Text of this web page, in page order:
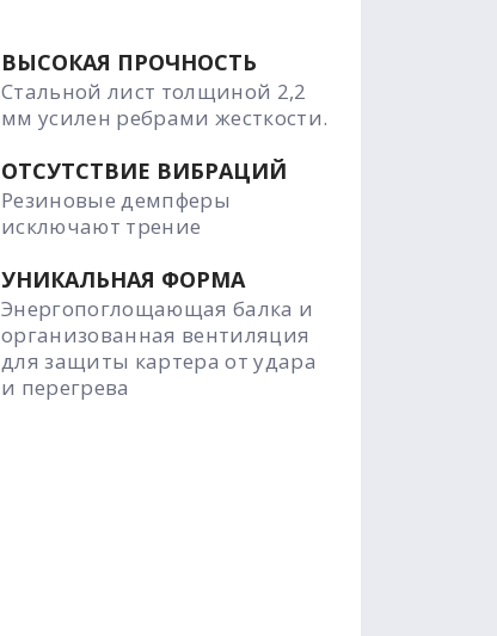
ВЫСОКАЯ ПРОЧНОСТЬ
Стальной лист толщиной 2,2
мм усилен ребрами жесткости.
ОТСУТСТВИЕ ВИБРАЦИЙ
Резиновые демпферы
исключают трение
УНИКАЛЬНАЯ ФОРМА
Энергопоглощающая балка и
организованная вентиляция
для защиты картера от удара
и перегрева